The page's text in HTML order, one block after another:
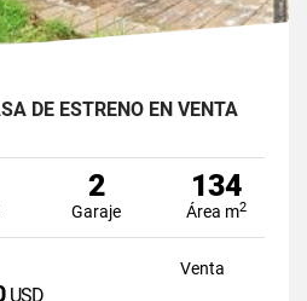
DE ESTRENO EN VENTA
2
Garaje
134
Área m2
Venta
USD